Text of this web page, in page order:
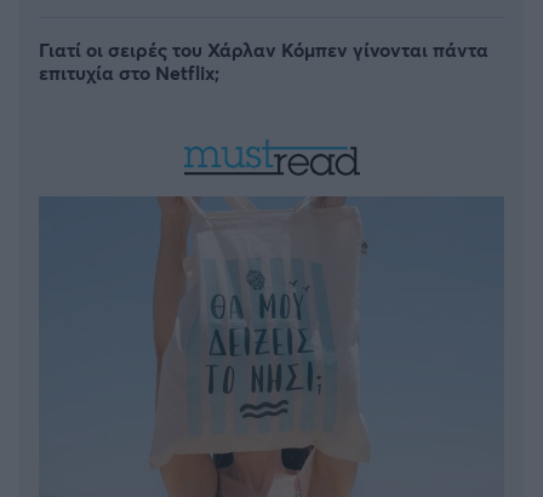
Γιατί οι σειρές του Χάρλαν Κόμπεν γίνονται πάντα
επιτυχία στο Netflix;